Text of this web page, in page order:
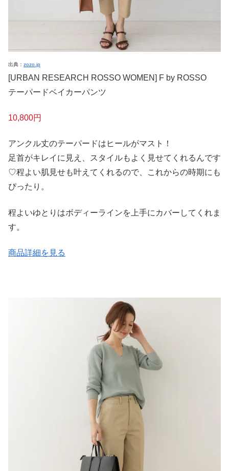
出典： zozo.jp
[URBAN RESEARCH ROSSO WOMEN] F by ROSSO
テーパードベイカーパンツ
10,800円
アンクル丈のテーパードはヒールがマスト！
足首がキレイに見え、スタイルもよく見せてくれるんです
♡程よい肌見せも叶えてくれるので、これからの時期にも
ぴったり。
程よいゆとりはボディーラインを上手にカバーしてくれま
す。
商品詳細を見る